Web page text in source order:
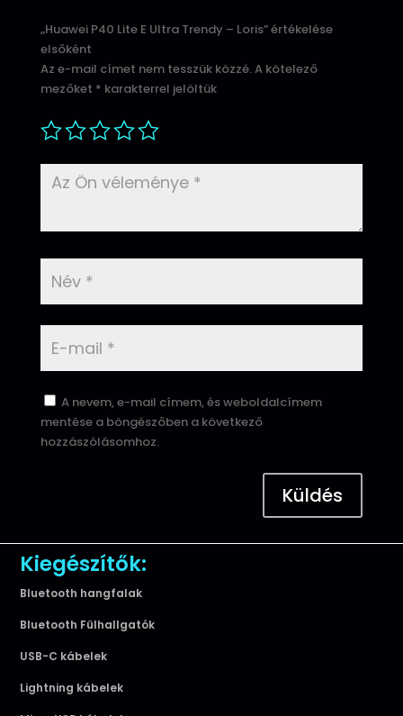
„Huawei P40 Lite E Ultra Trendy – Loris” értékelése
elsőként
Az e-mail címet nem tesszük közzé.A kötelező
mezőket * karakterrel jelöltük
A nevem, e-mail címem, és weboldalcímem
mentése a böngészőben a következő
hozzászólásomhoz.
Küldés
Kiegészítők:
Bluetooth hangfalak
Bluetooth Fülhallgatók
USB-C kábelek
Lightning kábelek